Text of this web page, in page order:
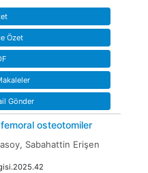
Özet
Gönder
osteotomiler
Sabahattin Erişen